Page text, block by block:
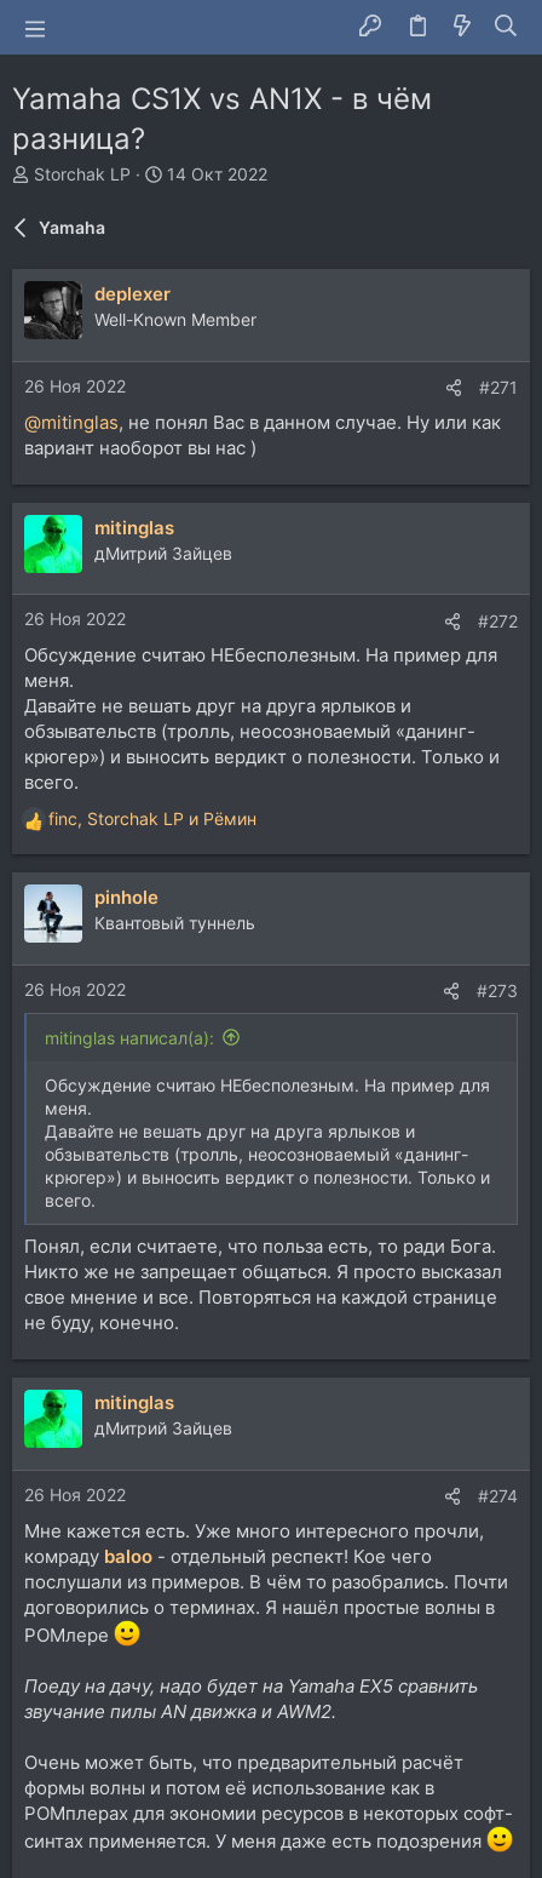
Yamaha CS1X vs AN1X - в чём
разница?
А
т
р
т
е
м
Storchak LP
Д
н
а
14 Окт 2022
Yamaha
deplexer
Well-Known Member
26 Ноя 2022 #271
@mitinglas, не понял Вас в данном случае. Ну или как
вариант наоборот вы нас )
mitinglas
дМитрий Зайцев
26 Ноя 2022 #272
Обсуждение считаю НЕбесполезным. На пример для
меня.
Давайте не вешать друг на друга ярлыков и
обзывательств (тролль, неосозноваемый «данинг-
крюгер») и выносить вердикт о полезности. Только и
всего.
Р
е
а
к
и
и
:
finc, Storchak LP и Рёмин
pinhole
Квантовый туннель
26 Ноя 2022 #273
mitinglas написал(а):
Обсуждение считаю НЕбесполезным. На пример для
меня.
Давайте не вешать друг на друга ярлыков и
обзывательств (тролль, неосозноваемый «данинг-
крюгер») и выносить вердикт о полезности. Только и
всего.
Понял, если считаете, что польза есть, то ради Бога.
Никто же не запрещает общаться. Я просто высказал
свое мнение и все. Повторяться на каждой странице
не буду, конечно.
mitinglas
дМитрий Зайцев
26 Ноя 2022 #274
Мне кажется есть. Уже много интересного прочли,
комраду baloo - отдельный респект! Кое чего
послушали из примеров. В чём то разобрались. Почти
договорились о терминах. Я нашёл простые волны в
РОМлере
Поеду на дачу, надо будет на Yamaha EX5 сравнить
звучание пилы AN движка и AWM2.
Очень может быть, что предварительный расчёт
формы волны и потом её использование как в
РОМплерах для экономии ресурсов в некоторых софт-
синтах применяется. У меня даже есть подозрения